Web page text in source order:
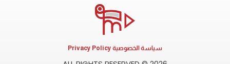
سياسة الخصوصية Privacy Policy